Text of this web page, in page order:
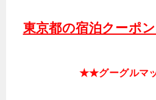
東京都の宿泊クーポ
★★グーグルマ